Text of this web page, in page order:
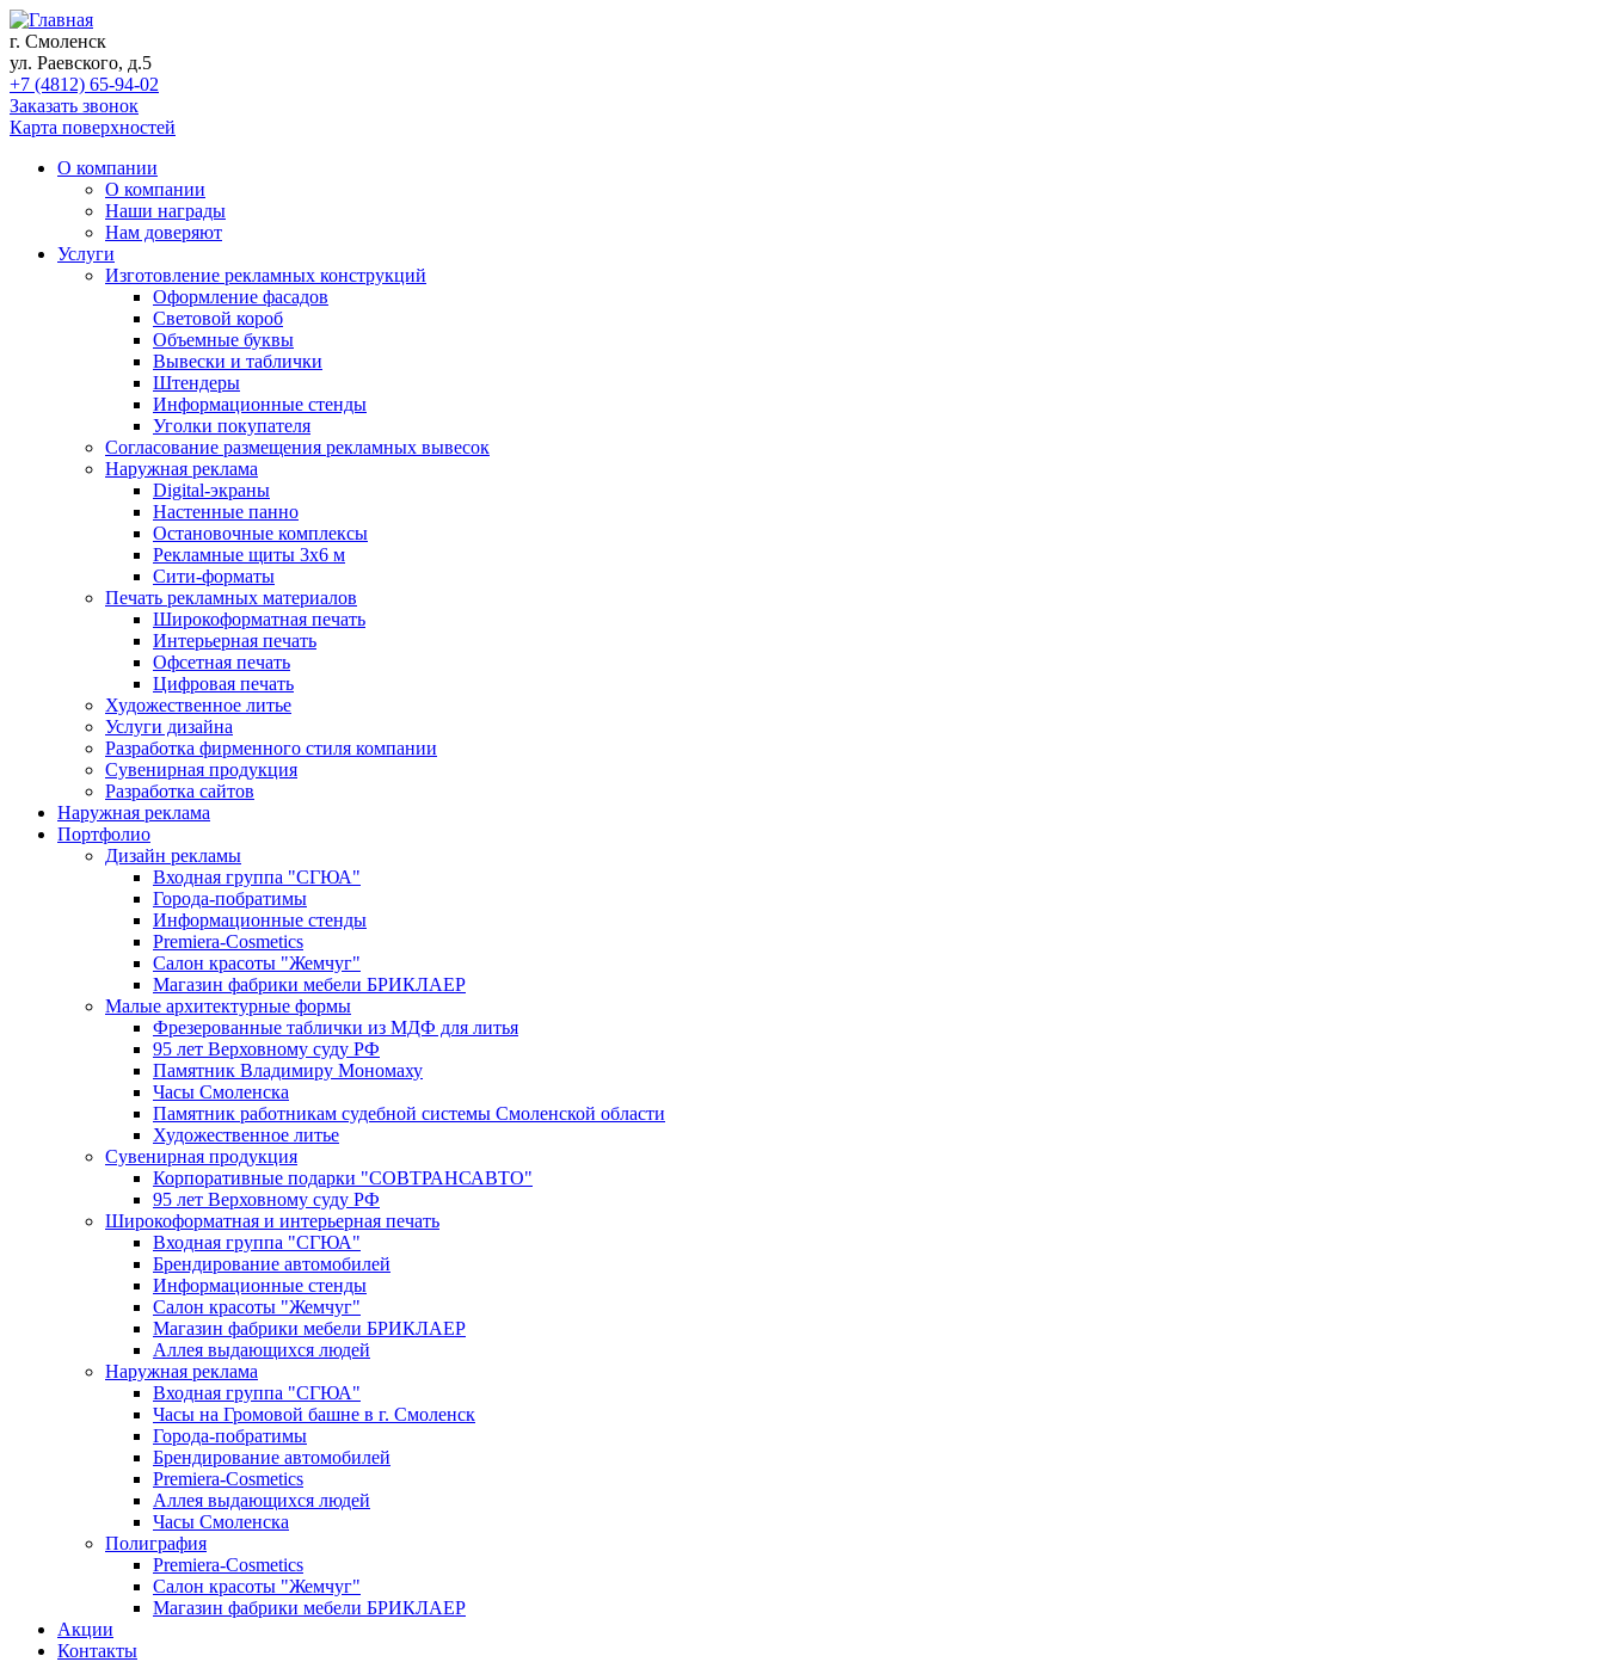
г. Смоленск
ул. Раевского, д.5
+7 (4812) 65-94-02
Заказать звонок
Карта поверхностей
О компании
О компании
Наши награды
Нам доверяют
Услуги
Изготовление рекламных конструкций
Оформление фасадов
Световой короб
Объемные буквы
Вывески и таблички
Штендеры
Информационные стенды
Уголки покупателя
Согласование размещения рекламных вывесок
Наружная реклама
Digital-экраны
Настенные панно
Остановочные комплексы
Рекламные щиты 3х6 м
Сити-форматы
Печать рекламных материалов
Широкоформатная печать
Интерьерная печать
Офсетная печать
Цифровая печать
Художественное литье
Услуги дизайна
Разработка фирменного стиля компании
Сувенирная продукция
Разработка сайтов
Наружная реклама
Портфолио
Дизайн рекламы
Входная группа "СГЮА"
Города-побратимы
Информационные стенды
Premiera-Cosmetics
Салон красоты "Жемчуг"
Магазин фабрики мебели БРИКЛАЕР
Малые архитектурные формы
Фрезерованные таблички из МДФ для литья
95 лет Верховному суду РФ
Памятник Владимиру Мономаху
Часы Смоленска
Памятник работникам судебной системы Смоленской области
Художественное литье
Сувенирная продукция
Корпоративные подарки "СОВТРАНСАВТО"
95 лет Верховному суду РФ
Широкоформатная и интерьерная печать
Входная группа "СГЮА"
Брендирование автомобилей
Информационные стенды
Салон красоты "Жемчуг"
Магазин фабрики мебели БРИКЛАЕР
Аллея выдающихся людей
Наружная реклама
Входная группа "СГЮА"
Часы на Громовой башне в г. Смоленск
Города-побратимы
Брендирование автомобилей
Premiera-Cosmetics
Аллея выдающихся людей
Часы Смоленска
Полиграфия
Premiera-Cosmetics
Салон красоты "Жемчуг"
Магазин фабрики мебели БРИКЛАЕР
Акции
Контакты